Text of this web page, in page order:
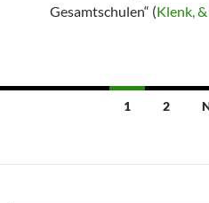
Gesamtschulen“ (Klenk,
Beitragsnavigation
1 2